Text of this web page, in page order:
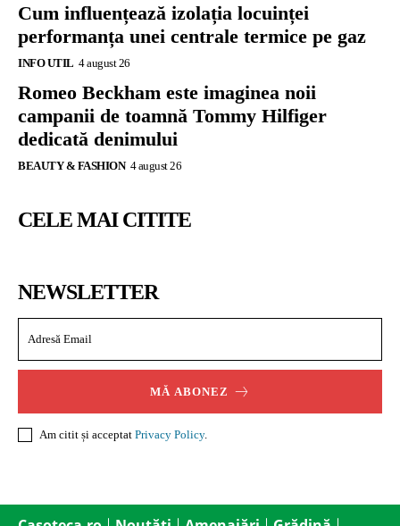
Cum influențează izolația locuinței
performanța unei centrale termice pe gaz
INFO UTIL 4 august 26
Romeo Beckham este imaginea noii
campanii de toamnă Tommy Hilfiger
dedicată denimului
BEAUTY & FASHION 4 august 26
CELE MAI CITITE
NEWSLETTER
MĂ ABONEZ
Am citit și acceptat Privacy Policy.